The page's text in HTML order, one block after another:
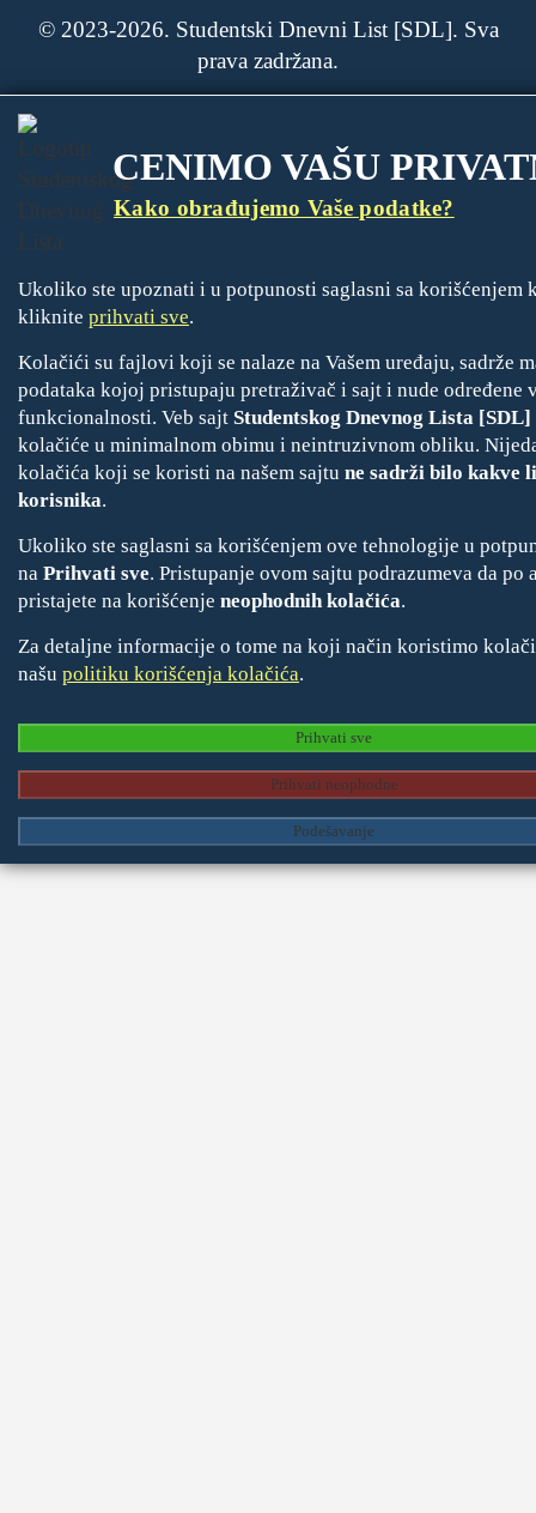
© 2023-2026. Studentski Dnevni List [SDL]. Sva
prava zadržana.
CENIMO VAŠU
Kako obrađujemo Vaše podatke?
Ukoliko ste upoznati i u potpunosti saglasni sa korišćenjem
kliknite prihvati sve.
Kolačići su fajlovi koji se nalaze na Vašem uređaju, sadrže
podataka kojoj pristupaju pretraživač i sajt i nude određene
funkcionalnosti. Veb sajt Studentskog Dnevnog Lista [SDL]
kolačiće u minimalnom obimu i neintruzivnom obliku.
kolačića koji se koristi na našem sajtu ne sadrži bilo kakve
korisnika.
Ukoliko ste saglasni sa korišćenjem ove tehnologije u
na Prihvati sve. Pristupanje ovom sajtu podrazumeva da po
pristajete na korišćenje neophodnih kolačića.
Za detaljne informacije o tome na koji način koristimo
našu politiku korišćenja kolačića.
Prihvati sve
Prihvati neophodne
Podešavanje
